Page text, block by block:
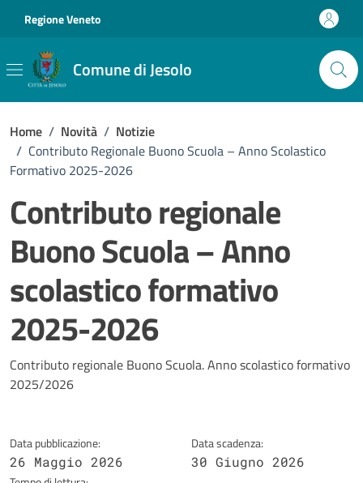
Regione Veneto
Comune di Jesolo
Home / Novità / Notizie
/ Contributo Regionale Buono Scuola – Anno Scolastico
Formativo 2025-2026
Contributo regionale
Buono Scuola – Anno
scolastico formativo
2025-2026
Dettagli della notizia
Contributo regionale Buono Scuola. Anno scolastico formativo
2025/2026
Data pubblicazione:
26 Maggio 2026
Data scadenza:
30 Giugno 2026